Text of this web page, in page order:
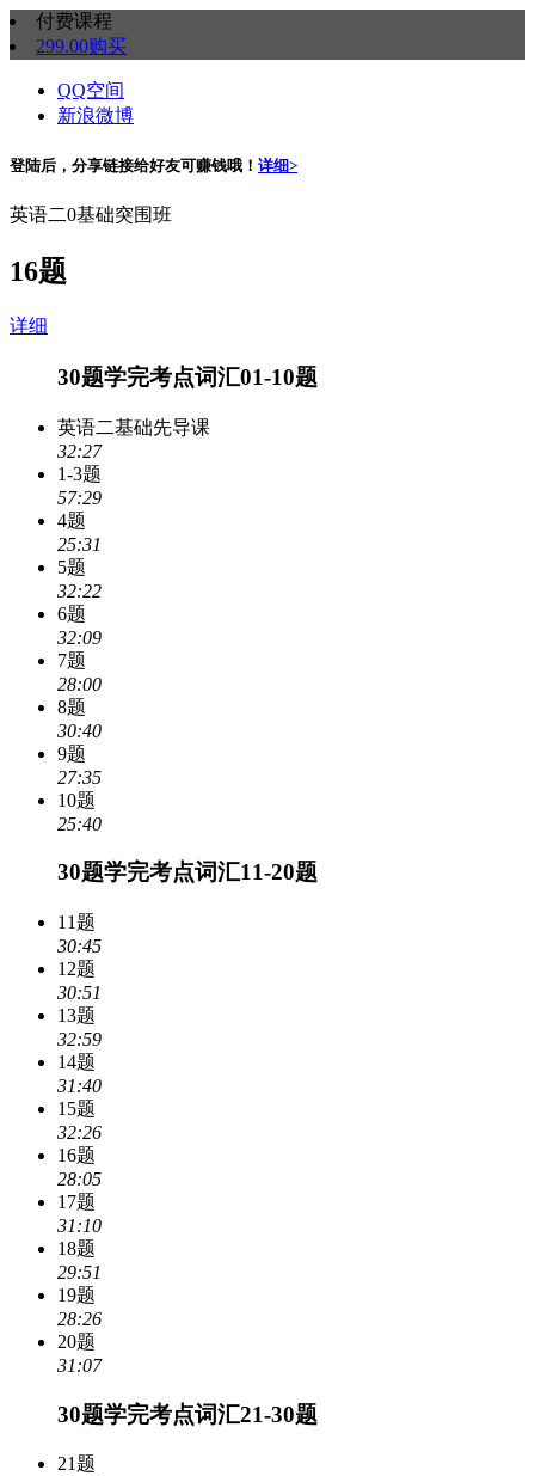
付费课程
299.00购买
QQ空间
新浪微博
登陆后，分享链接给好友可赚钱哦！ 详细>
英语二0基础突围班
16题
详细
30题学完考点词汇01-10题
英语二基础先导课
32:27
1-3题
57:29
4题
25:31
5题
32:22
6题
32:09
7题
28:00
8题
30:40
9题
27:35
10题
25:40
30题学完考点词汇11-20题
11题
30:45
12题
30:51
13题
32:59
14题
31:40
15题
32:26
16题
28:05
17题
31:10
18题
29:51
19题
28:26
20题
31:07
30题学完考点词汇21-30题
21题